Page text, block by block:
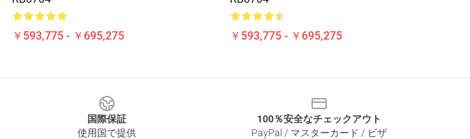
￥593,775 - ￥695,275 ￥593,775 - ￥695,275
国際保証
使用国で提供
100％安全なチェックアウト
PayPal / マスターカード / ビザ